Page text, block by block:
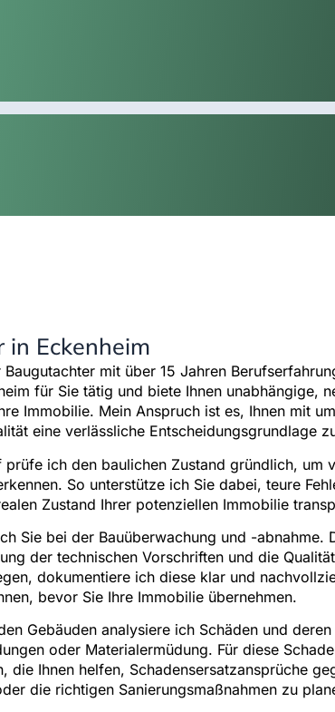
Eckenheim
Baugutachter mit über 15 Jahren
für Sie tätig und biete Ihnen unabhängige,
Immobilie. Mein Anspruch ist es, Ihnen mit
eine verlässliche Entscheidungsgrundlage
prüfe ich den baulichen Zustand gründlich, um
So unterstütze ich Sie dabei, teure
Zustand Ihrer potenziellen Immobilie
Sie bei der Bauüberwachung und -abnahme.
der technischen Vorschriften und die
dokumentiere ich diese klar und
bevor Sie Ihre Immobilie übernehmen.
Gebäuden analysiere ich Schäden und
oder Materialermüdung. Für diese
die Ihnen helfen, Schadensersatzansprüche
die richtigen Sanierungsmaßnahmen zu